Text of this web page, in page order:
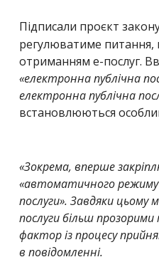
Підписали проєкт
регулюватиме питання,
отриманням е-послуг.
«електронна публічна
електронна публічна
встановлюються
«Зокрема, вперше
«автоматичного
послуги». Завдяки
послуги більш
фактор із процесу
в повідомленні.